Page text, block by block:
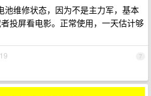
池维修状态，因为不是主力军，基本
投屏看电影。正常使用，一天估计够
7